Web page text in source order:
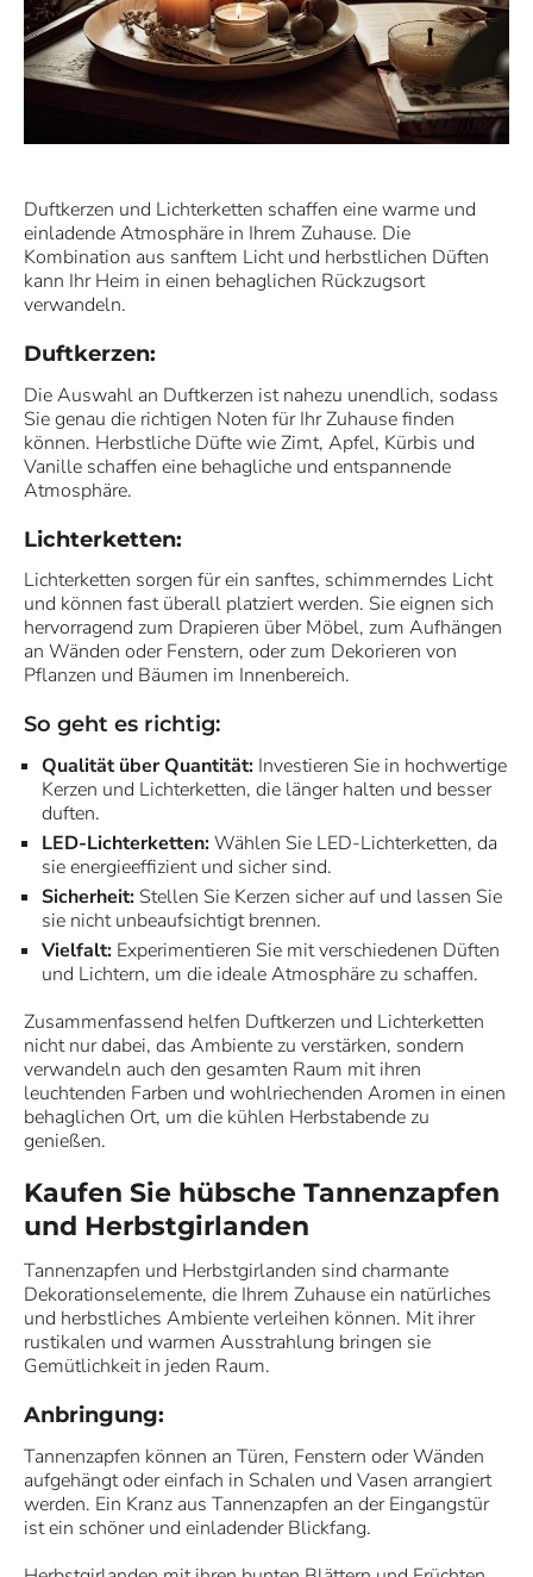
Duftkerzen und Lichterketten schaffen eine warme und
einladende Atmosphäre in Ihrem Zuhause. Die
Kombination aus sanftem Licht und herbstlichen Düften
kann Ihr Heim in einen behaglichen Rückzugsort
verwandeln.
Duftkerzen:
Die Auswahl an Duftkerzen ist nahezu unendlich, sodass
Sie genau die richtigen Noten für Ihr Zuhause finden
können. Herbstliche Düfte wie Zimt, Apfel, Kürbis und
Vanille schaffen eine behagliche und entspannende
Atmosphäre.
Lichterketten:
Lichterketten sorgen für ein sanftes, schimmerndes Licht
und können fast überall platziert werden. Sie eignen sich
hervorragend zum Drapieren über Möbel, zum Aufhängen
an Wänden oder Fenstern, oder zum Dekorieren von
Pflanzen und Bäumen im Innenbereich.
So geht es richtig:
Qualität über Quantität: Investieren Sie in hochwertige
Kerzen und Lichterketten, die länger halten und besser
duften.
LED-Lichterketten:Wählen Sie LED-Lichterketten, da
sie energieeffizient und sicher sind.
Sicherheit: Stellen Sie Kerzen sicher auf und lassen Sie
sie nicht unbeaufsichtigt brennen.
Vielfalt: Experimentieren Sie mit verschiedenen Düften
und Lichtern, um die ideale Atmosphäre zu schaffen.
Zusammenfassend helfen Duftkerzen und Lichterketten
nicht nur dabei, das Ambiente zu verstärken, sondern
verwandeln auch den gesamten Raum mit ihren
leuchtenden Farben und wohlriechenden Aromen in einen
behaglichen Ort, um die kühlen Herbstabende zu
genießen.
Kaufen Sie hübsche Tannenzapfen
und Herbstgirlanden
Tannenzapfen und Herbstgirlanden sind charmante
Dekorationselemente, die Ihrem Zuhause ein natürliches
und herbstliches Ambiente verleihen können. Mit ihrer
rustikalen und warmen Ausstrahlung bringen sie
Gemütlichkeit in jeden Raum.
Anbringung:
Tannenzapfen können an Türen, Fenstern oder Wänden
aufgehängt oder einfach in Schalen und Vasen arrangiert
werden. Ein Kranz aus Tannenzapfen an der Eingangstür
ist ein schöner und einladender Blickfang.